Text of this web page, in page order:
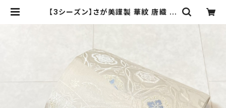
【3シーズン】さが美謹製 華紋 唐織 袋